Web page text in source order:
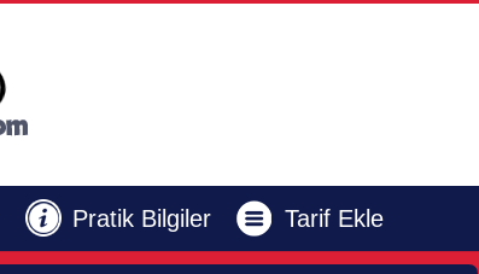
Pratik Bilgiler Tarif Ekle